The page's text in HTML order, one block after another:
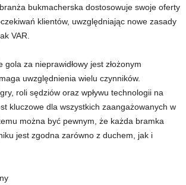
bukmacherska dostosowuje swoje oferty
klientów, uwzględniając nowe zasady
VAR.
za nieprawidłowy jest złożonym
uwzględnienia wielu czynników.
roli sędziów oraz wpływu technologii na
kluczowe dla wszystkich zaangażowanych w
można być pewnym, że każda bramka
jest zgodna zarówno z duchem, jak i